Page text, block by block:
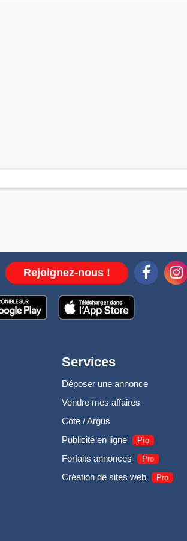
Rejoignez-nous !
Services
Déposer une annonce
Vendre mes affaires
Cote / Argus
Publicité en ligne
Pro
Forfaits annonces Pro
Création de sites web Pro